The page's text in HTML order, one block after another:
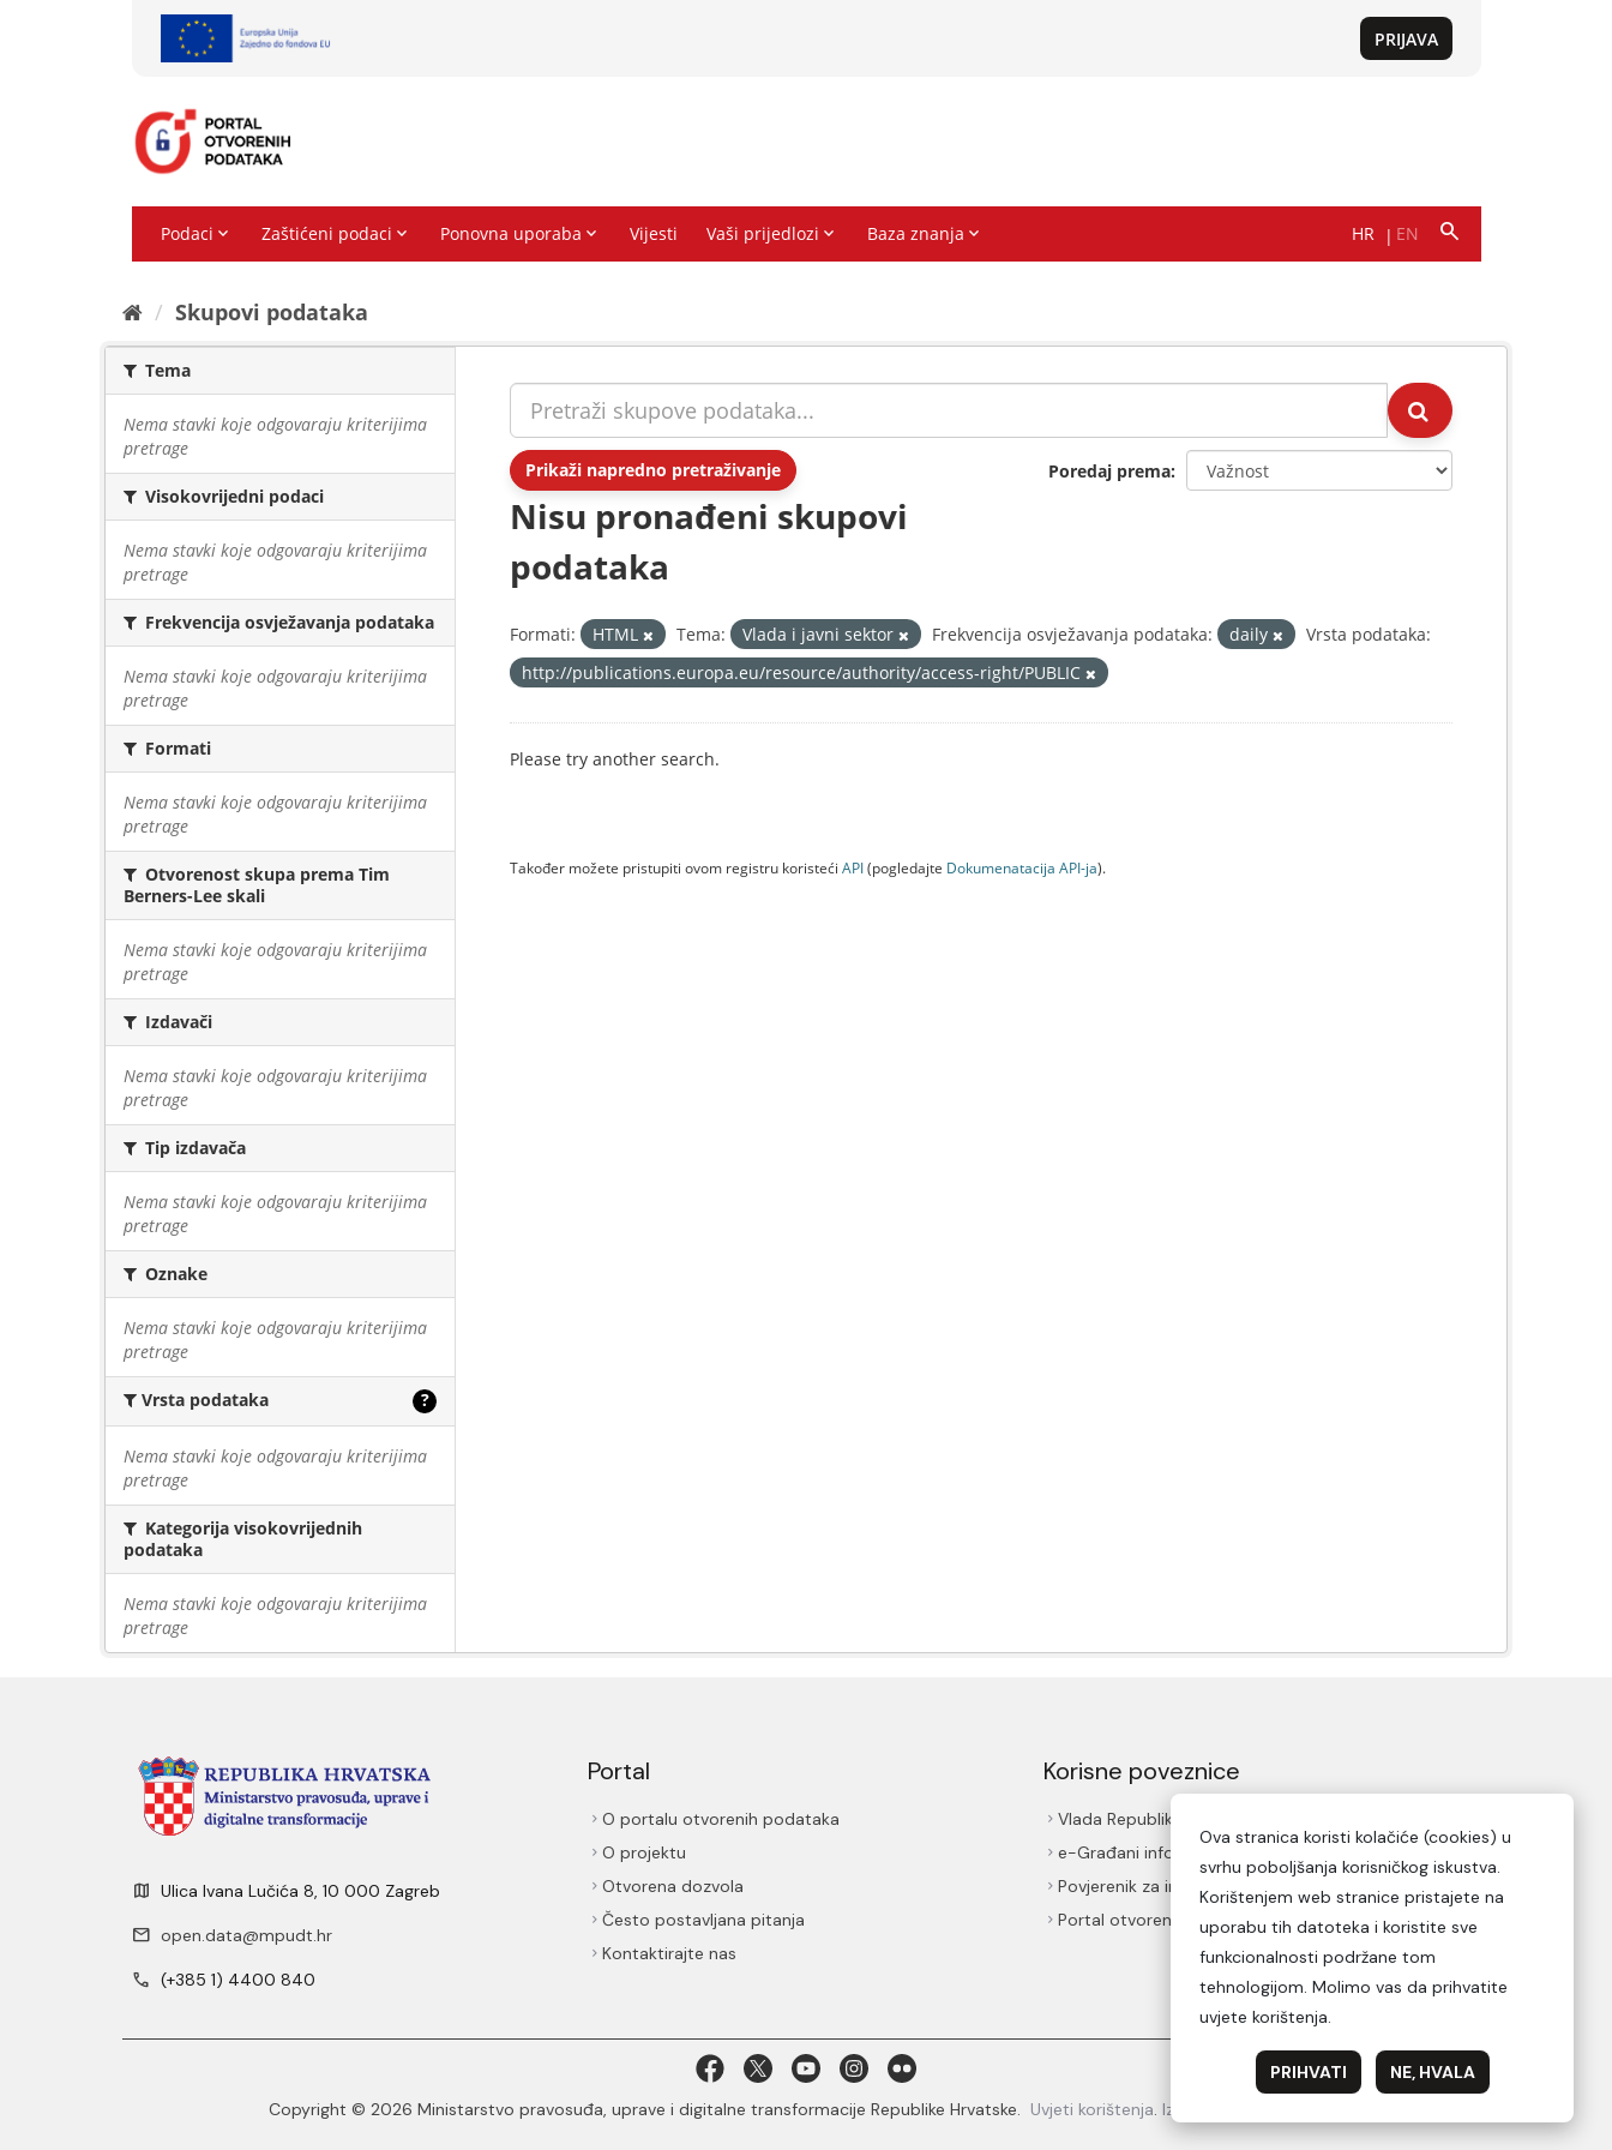
Skupovi podаtаkа
Tema
Nema stavki koje odgovaraju kriterijima
pretrage
Visokovrijedni podaci
Nema stavki koje odgovaraju kriterijima
pretrage
Frekvencija osvježavanja podataka
Nema stavki koje odgovaraju kriterijima
pretrage
Formati
Nema stavki koje odgovaraju kriterijima
pretrage
Otvorenost skupa prema Tim
Berners-Lee skali
Nema stavki koje odgovaraju kriterijima
pretrage
Izdavači
Nema stavki koje odgovaraju kriterijima
pretrage
Tip izdavača
Nema stavki koje odgovaraju kriterijima
pretrage
Oznake
Nema stavki koje odgovaraju kriterijima
pretrage
Vrsta podataka ?
Nema stavki koje odgovaraju kriterijima
pretrage
Kategorija visokovrijednih
podataka
Nema stavki koje odgovaraju kriterijima
pretrage
Prikaži napredno pretraživanje Poredaj prema
Nisu pronađeni skupovi
podataka
Formati: HTML Tema: Vlada i javni sektor Frekvencija osvježavanja podataka: daily
Vrsta podataka:
http://publications.europa.eu/resource/authority/access-right/PUBLIC
Please try another search.
Također možete pristupiti ovom registru koristeći API(pogledajte Dokumenаtаcijа API-jа).